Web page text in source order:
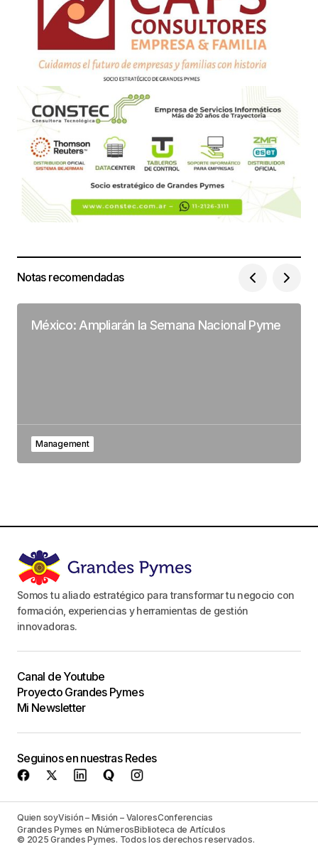
Notas recomendadas
México: Ampliarán la Semana Nacional Pyme
Management
Somos tu aliado estratégico para transformar tu negocio con
formación, experiencias y herramientas de gestión
innovadoras.
Canal de Youtube
Proyecto Grandes Pymes
Mi Newsletter
Seguinos en nuestras Redes
Quien soyVisión – Misión – ValoresConferencias
Grandes Pymes en NúmerosBiblioteca de Artículos
© 2025 Grandes Pymes. Todos los derechos reservados.